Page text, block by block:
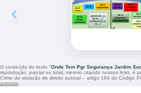
‹
O conteúdo do texto "Onde Tem Pgr Segurança Jardim
reprodução, parcial ou total, mesmo citando nossos links, é
Crime de violação de direito autoral – artigo 184 do Código
autorais